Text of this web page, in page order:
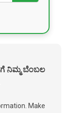
ನಿಮ್ಮ ಬೆಂಬಲ
Make